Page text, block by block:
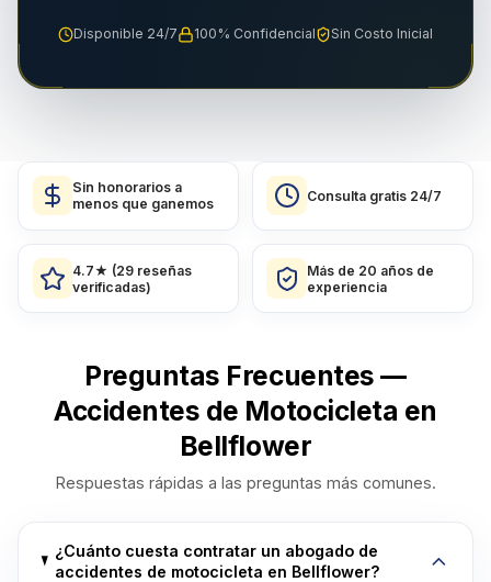
Disponible 24/7 100% Confidencial Sin Costo Inicial
Sin honorarios a
menos que ganemos
Consulta gratis 24/7
4.7★ (29 reseñas
verificadas)
Más de 20 años de
experiencia
Preguntas Frecuentes —
Accidentes de Motocicleta en
Bellflower
Respuestas rápidas a las preguntas más comunes.
¿Cuánto cuesta contratar un abogado de
accidentes de motocicleta en Bellflower?